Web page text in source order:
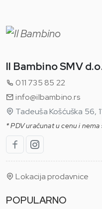
Il Bambino SMV
011 735 85 22
info@ilbambino.rs
Tadeuša Košćuška 56,
* PDV uračunat u cenu i
Lokacija prodavnice
POPULARNO